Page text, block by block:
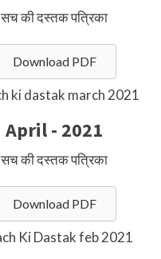
सच की दस्तक पत्रिका
Download PDF
April - 2021
सच की दस्तक पत्रिका
Download PDF